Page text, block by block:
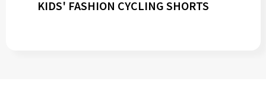
KIDS' FASHION CYCLING SHORTS